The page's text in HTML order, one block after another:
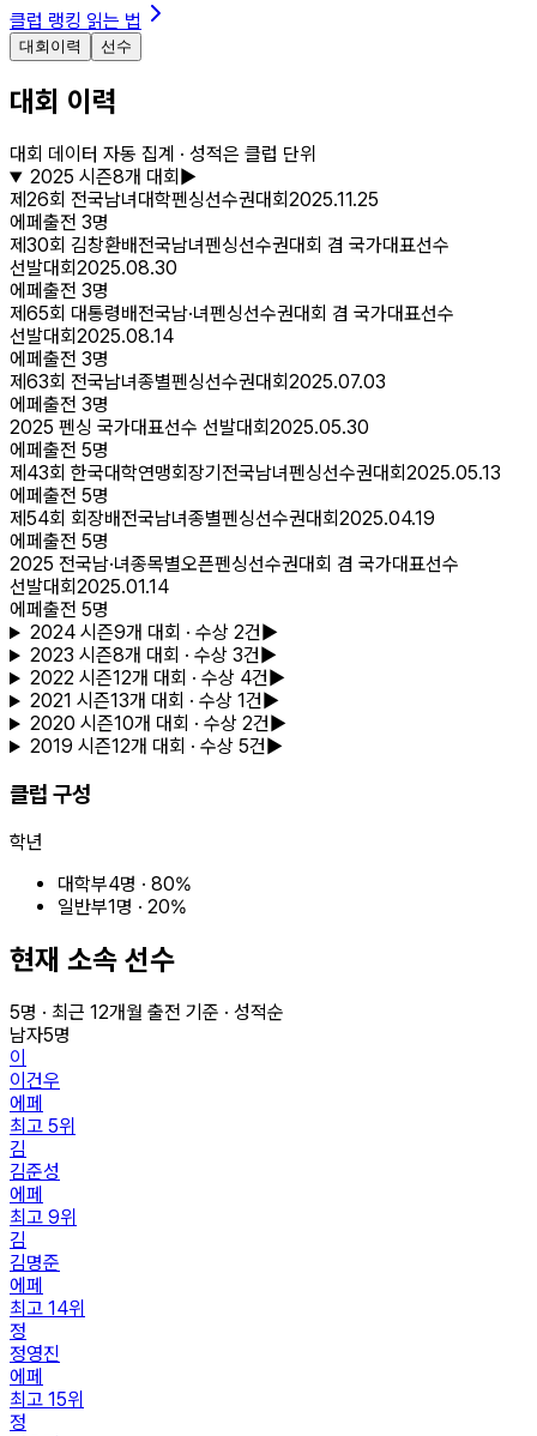
클럽 랭킹 읽는 법
대회이력 선수
대회 이력
대회 데이터 자동 집계 · 성적은 클럽 단위
2025 시즌8개 대회 ▶
제26회 전국남녀대학펜싱선수권대회 2025.11.25
에페 출전 3명
제30회 김창환배전국남녀펜싱선수권대회 겸 국가대표선수
선발대회 2025.08.30
에페 출전 3명
제65회 대통령배전국남·녀펜싱선수권대회 겸 국가대표선수
선발대회 2025.08.14
에페 출전 3명
제63회 전국남녀종별펜싱선수권대회 2025.07.03
에페 출전 3명
2025 펜싱 국가대표선수 선발대회 2025.05.30
에페 출전 5명
제43회 한국대학연맹회장기전국남녀펜싱선수권대회 2025.05.13
에페 출전 5명
제54회 회장배전국남녀종별펜싱선수권대회 2025.04.19
에페 출전 5명
2025 전국남·녀종목별오픈펜싱선수권대회 겸 국가대표선수
선발대회 2025.01.14
에페 출전 5명
2024시즌9개 대회 · 수상 2건 ▶
2023 시즌8개 대회 · 수상 3건 ▶
2022 시즌12개 대회 · 수상 4건 ▶
2021 시즌13개 대회 · 수상 1건 ▶
2020 시즌10개 대회 · 수상 2건 ▶
2019 시즌12개 대회 · 수상 5건 ▶
클럽 구성
학년
대학부4명 · 80%
일반부1명 · 20%
현재 소속 선수
5명 · 최근 12개월 출전 기준 · 성적순
남자5명
이
이건우
에페
최고 5위
김
김준성
에페
최고 9위
김
김명준
에페
최고 14위
정
정영진
에페
최고 15위
정